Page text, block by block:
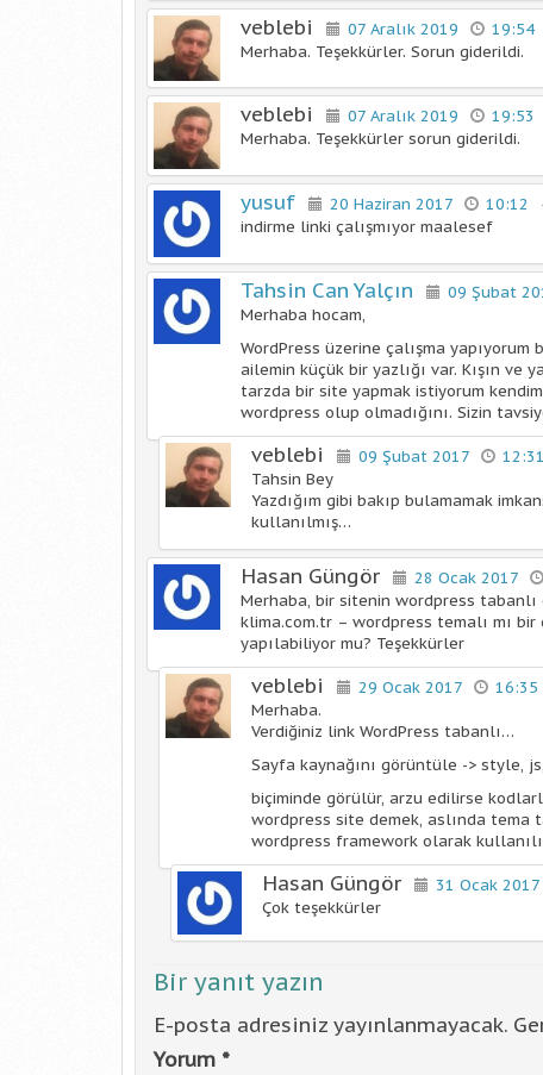
veblebi 07 Aralık 2019 19:54
Merhaba. Teşekkürler. Sorun giderildi.
veblebi 07 Aralık 2019 19:53
Merhaba. Teşekkürler sorun giderildi.
yusuf 20 Haziran 2017 10:12
indirme linki çalışmıyor maalesef
Tahsin Can Yalçın 09 Şubat
Merhaba hocam,
WordPress üzerine çalışma
ailemin küçük bir yazlığı var. Kışın ve
tarzda bir site yapmak istiyorum
wordpress olup olmadığını. Sizin
veblebi 09 Şubat 2017 12:31
Tahsin Bey
Yazdığım gibi bakıp bulamamak
kullanılmış…
Hasan Güngör 28 Ocak 2017
Merhaba, bir sitenin wordpress
klima.com.tr – wordpress temalı mı
yapılabiliyor mu? Teşekkürler
veblebi 29 Ocak 2017 16:35
Merhaba.
Verdiğiniz link WordPress tabanlı…
Sayfa kaynağını görüntüle -> style,
biçiminde görülür, arzu edilirse
wordpress site demek, aslında tema
wordpress framework olarak
Hasan Güngör 31 Ocak 2017
Çok teşekkürler
Bir yanıt yazın
E-posta adresiniz yayınlanmayacak.
Yorum *